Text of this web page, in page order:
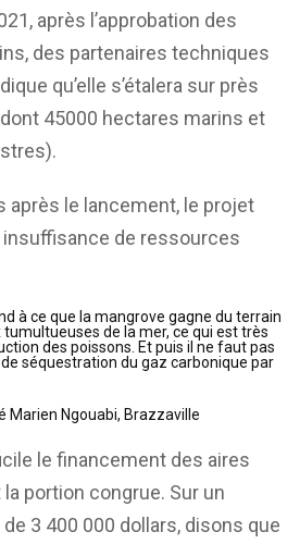
après l’approbation des
des partenaires techniques
qu’elle s’étalera sur près
45000 hectares marins et
après le lancement, le projet
de ressources
à ce que la mangrove gagne du terrain
de la mer, ce qui est très
des poissons. Et puis il ne faut pas
séquestration du gaz carbonique par
Marien Ngouabi, Brazzaville
le financement des aires
portion congrue. Sur un
3 400 000 dollars, disons que